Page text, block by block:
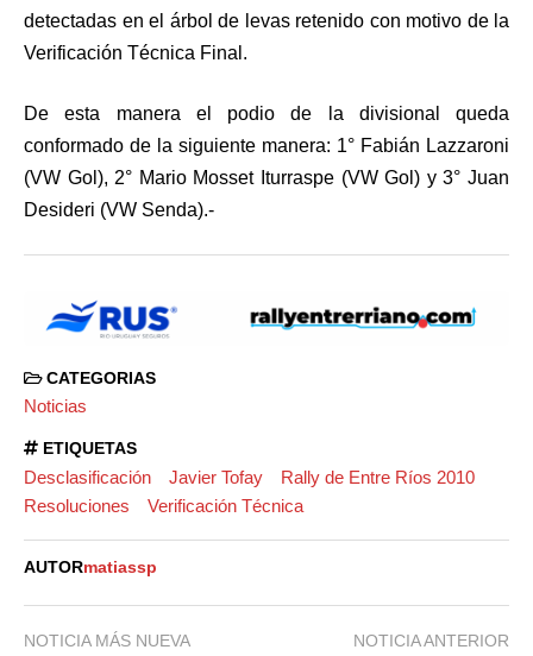
detectadas en el árbol de levas retenido con motivo de la
Verificación Técnica Final.
De esta manera el podio de la divisional queda
conformado de la siguiente manera: 1° Fabián Lazzaroni
(VW Gol), 2° Mario Mosset Iturraspe (VW Gol) y 3° Juan
Desideri (VW Senda).-
CATEGORIAS
Noticias
ETIQUETAS
Desclasificación Javier Tofay
Rally de Entre Ríos 2010
Resoluciones
Verificación Técnica
AUTORmatiassp
NOTICIA MÁS NUEVA NOTICIA ANTERIOR